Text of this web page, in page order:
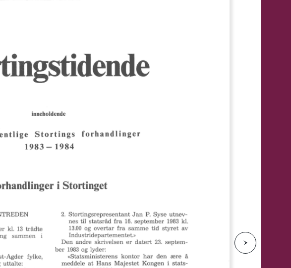
N
e
s
t
e
s
i
d
e